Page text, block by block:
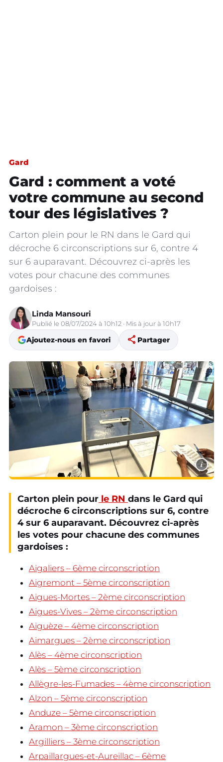
Gard
Gard : comment a voté
votre commune au second
tour des législatives ?
Carton plein pour le RN dans le Gard qui
décroche 6 circonscriptions sur 6, contre 4
sur 6 auparavant. Découvrez ci-après les
votes pour chacune des communes
gardoises :
Linda Mansouri
Publié le 08/07/2024 à 10h12 · Mis à jour à 10h17
Ajoutez-nous en favori share Partager
i
Carton plein pour le RN dans le Gard qui
décroche 6 circonscriptions sur 6, contre
4 sur 6 auparavant. Découvrez ci-après
les votes pour chacune des communes
gardoises :
Aigaliers – 6ème circonscription
Aigremont – 5ème circonscription
Aigues-Mortes – 2ème circonscription
Aigues-Vives – 2ème circonscription
Aiguèze – 4ème circonscription
Aimargues – 2ème circonscription
Alès – 4ème circonscription
Alès – 5ème circonscription
Allègre-les-Fumades – 4ème circonscription
Alzon – 5ème circonscription
Anduze – 5ème circonscription
Aramon – 3ème circonscription
Argilliers – 3ème circonscription
Arpaillargues-et-Aureillac – 6ème